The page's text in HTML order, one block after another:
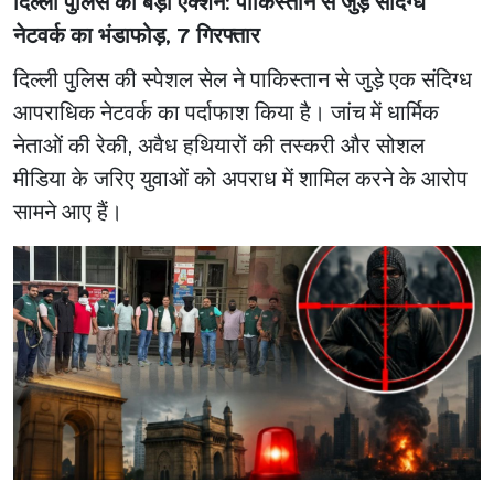
नेटवर्क का भंडाफोड़, 7 गिरफ्तार
दिल्ली पुलिस की स्पेशल सेल ने पाकिस्तान से जुड़े एक संदिग्ध
आपराधिक नेटवर्क का पर्दाफाश किया है। जांच में धार्मिक
नेताओं की रेकी, अवैध हथियारों की तस्करी और सोशल
मीडिया के जरिए युवाओं को अपराध में शामिल करने के आरोप
सामने आए हैं।